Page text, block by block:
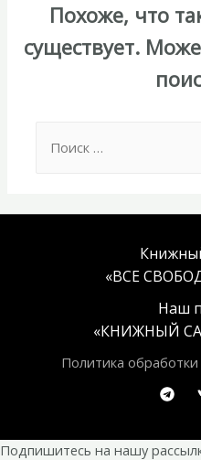
Похоже, что
существует.
for:
«ВСЕ
Наш
«КНИЖНЫЙ
Политика
Подпишитесь на нашу